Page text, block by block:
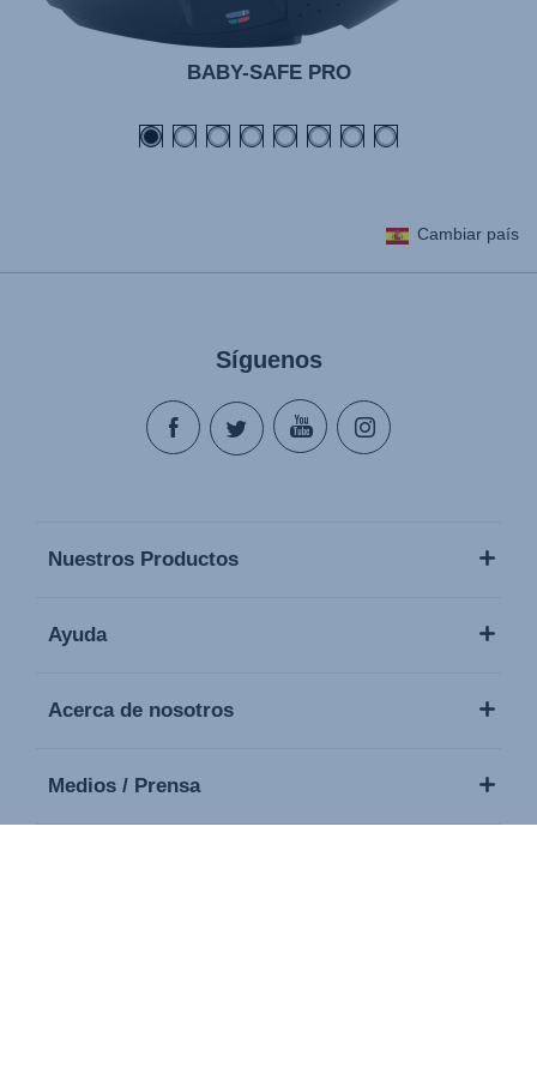
BABY-SAFE PRO
Cambiar país
Síguenos
Nuestros Productos
Ayuda
Acerca de nosotros
Medios / Prensa